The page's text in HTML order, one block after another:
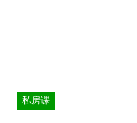
私房课